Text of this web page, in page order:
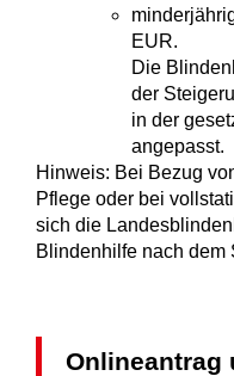
EUR.
Die
der
in der
angepasst.
Hinweis: Bei Bezug
Pflege oder bei
sich die
Blindenhilfe nach dem
Onlineantrag